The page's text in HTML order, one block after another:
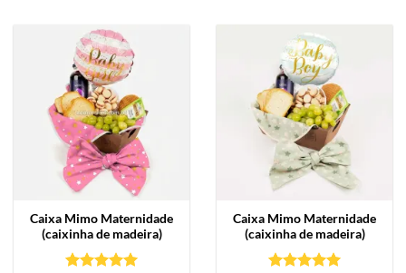
Caixa Mimo Maternidade
(caixinha de madeira)
Caixa Mimo Maternidade
(caixinha de madeira)